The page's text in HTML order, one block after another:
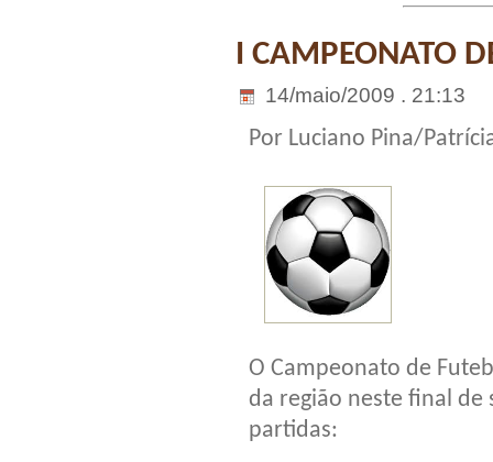
I CAMPEONATO
14/maio/2009 . 21:13
Por Luciano Pina/
O Campeonato de
da região neste final de
partidas: